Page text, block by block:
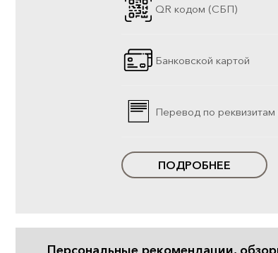
QR кодом (СБП)
Банковской картой
Перевод по реквизитам
ПОДРОБНЕЕ